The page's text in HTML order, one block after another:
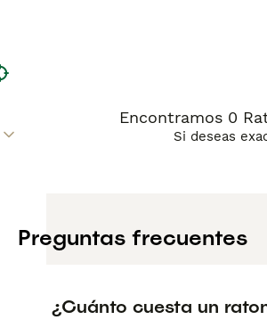
Encontramos 0
Si deseas
Preguntas frecuentes
¿Cuánto cuesta un